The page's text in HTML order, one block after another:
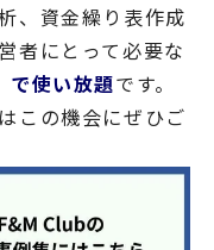
、資金繰り表作成
者にとって必要な
で使い放題です。
この機会にぜひご